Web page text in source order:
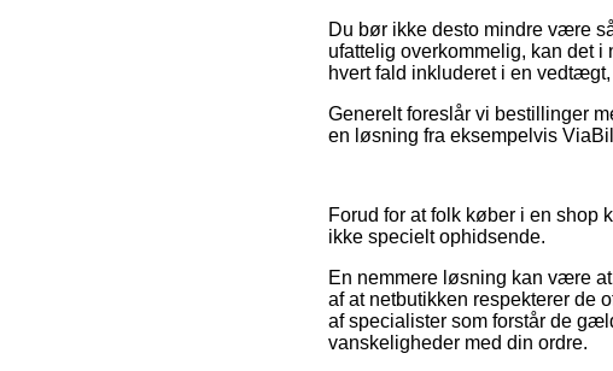
Du bør ikke desto mindre være
ufattelig overkommelig, kan det
hvert fald inkluderet i en
Generelt foreslår vi bestillinger
en løsning fra eksempelvis
Forud for at folk køber i en shop
ikke specielt ophidsende.
En nemmere løsning kan være
af at netbutikken respekterer de
af specialister som forstår de
vanskeligheder med din ordre.